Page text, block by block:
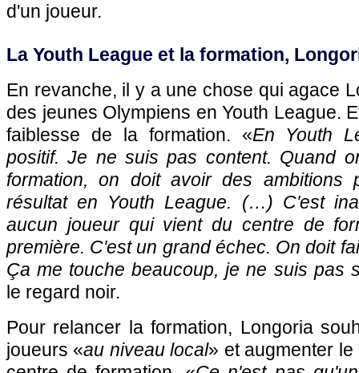
d'un joueur.
La Youth League et la formation,
En revanche, il y a une chose qui agace
des jeunes Olympiens en Youth League.
faiblesse de la formation. «En Youth
positif. Je ne suis pas content. Quand
formation, on doit avoir des ambitions
résultat en Youth League. (…) C'est
aucun joueur qui vient du centre de
première. C'est un grand échec. On doit
Ça me touche beaucoup, je ne suis pas
le regard noir.
Pour relancer la formation, Longoria
joueurs «au niveau local» et augmenter